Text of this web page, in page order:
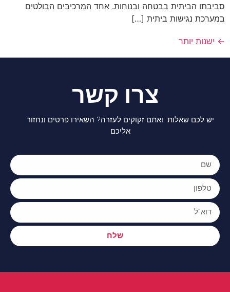
סביבתו הביתית בבטחה ובנוחות. אחד המרכיבים הבולטים
במערכת נגישות ביתית […]
← ישנות יותר
צרו קשר
יש לכם שאלות ואתם זקוקים לעזרה? השאירו פרטים ונחזור
אליכם
שלח